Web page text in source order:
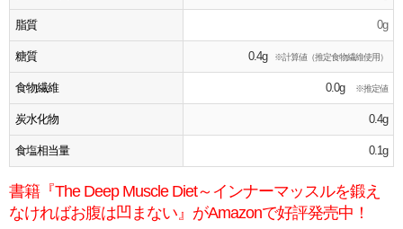
脂質 0g
糖質 0.4g ※計算値（推定食物繊維使用）
食物繊維 0.0g ※推定値
炭水化物 0.4g
食塩相当量 0.1g
書籍『The Deep Muscle Diet～インナーマッスルを鍛え
なければお腹は凹まない』がAmazonで好評発売中！